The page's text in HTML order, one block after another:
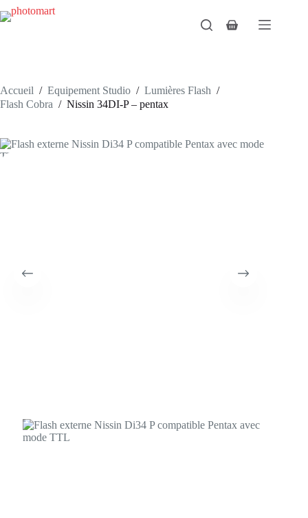
Passer
au
Panier
Accueil / Equipement Studio / Lumières Flash /
Flash Cobra / Nissin 34DI-P – pentax